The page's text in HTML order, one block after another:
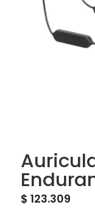
$ 123.309